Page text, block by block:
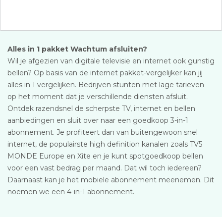
Alles in 1 pakket Wachtum afsluiten?
Wil je afgezien van digitale televisie en internet ook gunstig
bellen? Op basis van de internet pakket-vergelijker kan jij
alles in 1 vergelijken. Bedrijven stunten met lage tarieven
op het moment dat je verschillende diensten afsluit.
Ontdek razendsnel de scherpste TV, internet en bellen
aanbiedingen en sluit over naar een goedkoop 3-in-1
abonnement. Je profiteert dan van buitengewoon snel
internet, de populairste high definition kanalen zoals TV5
MONDE Europe en Xite en je kunt spotgoedkoop bellen
voor een vast bedrag per maand. Dat wil toch iedereen?
Daarnaast kan je het mobiele abonnement meenemen. Dit
noemen we een 4-in-1 abonnement.